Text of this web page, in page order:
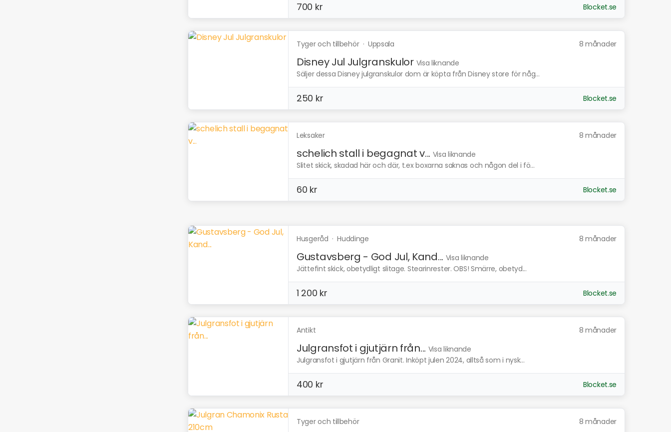
700 kr Blocket.se
Tyger och tillbehör· Uppsala 8 månader
Disney Jul Julgranskulor Visa liknande
Säljer dessa Disney julgranskulor dom är köpta från Disney store för någ...
250 kr Blocket.se
Leksaker 8 månader
schelich stall i begagnat v... Visa liknande
Slitet skick, skadad här och där, t.ex boxarna saknas och någon del i fö...
60 kr Blocket.se
Husgeråd ·Huddinge 8 månader
Gustavsberg - God Jul, Kand... Visa liknande
Jättefint skick, obetydligt slitage. Stearinrester. OBS! Smärre, obetyd...
1 200 kr Blocket.se
Antikt 8 månader
Julgransfot i gjutjärn från... Visa liknande
Julgransfot i gjutjärn från Granit. Inköpt julen 2024, alltså som i nysk...
400 kr Blocket.se
Tyger och tillbehör 8 månader